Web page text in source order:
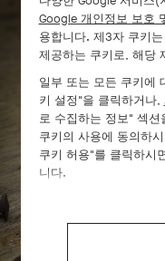
Google 개인정보 보호
용합니다. 제3자 쿠키
제공하는 쿠키로, 해당
일부 또는 모든 쿠키에
키 설정"을 클릭하거나,
로 수집하는 정보" 섹
쿠키의 사용에 동의하
쿠키 허용"를 클릭하시
니다.